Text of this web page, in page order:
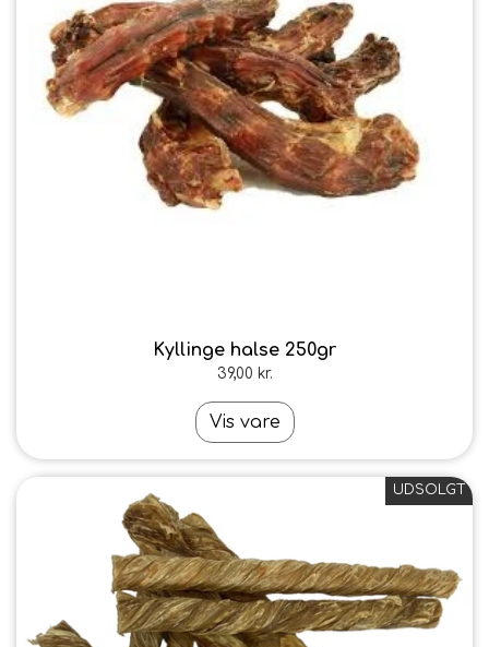
Kyllinge halse 250gr
39,00 kr.
Vis vare
UDSOLGT